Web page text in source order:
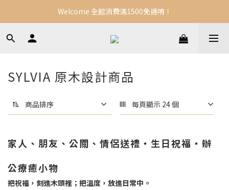
Welcome 全館消費滿1500免運唷！
SYLVIA 原木設計商品
商品排序 每頁顯示 24 個
家人、朋友、公關、情侶送禮・生日祝福・辦
公療癒小物
把祝福，刻進木頭裡；把溫度，放進日常中。